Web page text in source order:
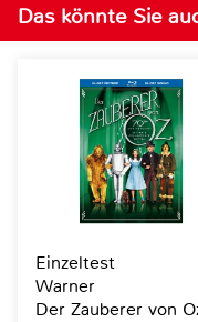
Das könnte Sie
Einzeltest
Warner
Der Zauberer von